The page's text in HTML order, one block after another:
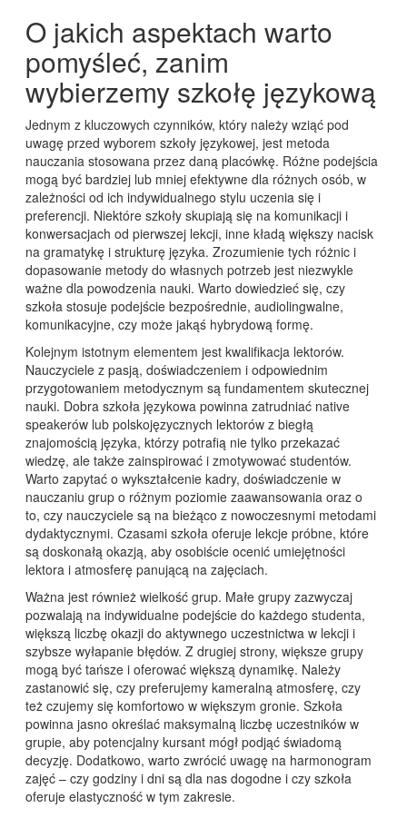
O jakich aspektach warto
pomyśleć, zanim
wybierzemy szkołę językową
Jednym z kluczowych czynników, który należy wziąć pod
uwagę przed wyborem szkoły językowej, jest metoda
nauczania stosowana przez daną placówkę. Różne podejścia
mogą być bardziej lub mniej efektywne dla różnych osób, w
zależności od ich indywidualnego stylu uczenia się i
preferencji. Niektóre szkoły skupiają się na komunikacji i
konwersacjach od pierwszej lekcji, inne kładą większy nacisk
na gramatykę i strukturę języka. Zrozumienie tych różnic i
dopasowanie metody do własnych potrzeb jest niezwykle
ważne dla powodzenia nauki. Warto dowiedzieć się, czy
szkoła stosuje podejście bezpośrednie, audiolingwalne,
komunikacyjne, czy może jakąś hybrydową formę.
Kolejnym istotnym elementem jest kwalifikacja lektorów.
Nauczyciele z pasją, doświadczeniem i odpowiednim
przygotowaniem metodycznym są fundamentem skutecznej
nauki. Dobra szkoła językowa powinna zatrudniać native
speakerów lub polskojęzycznych lektorów z biegłą
znajomością języka, którzy potrafią nie tylko przekazać
wiedzę, ale także zainspirować i zmotywować studentów.
Warto zapytać o wykształcenie kadry, doświadczenie w
nauczaniu grup o różnym poziomie zaawansowania oraz o
to, czy nauczyciele są na bieżąco z nowoczesnymi metodami
dydaktycznymi. Czasami szkoła oferuje lekcje próbne, które
są doskonałą okazją, aby osobiście ocenić umiejętności
lektora i atmosferę panującą na zajęciach.
Ważna jest również wielkość grup. Małe grupy zazwyczaj
pozwalają na indywidualne podejście do każdego studenta,
większą liczbę okazji do aktywnego uczestnictwa w lekcji i
szybsze wyłapanie błędów. Z drugiej strony, większe grupy
mogą być tańsze i oferować większą dynamikę. Należy
zastanowić się, czy preferujemy kameralną atmosferę, czy
też czujemy się komfortowo w większym gronie. Szkoła
powinna jasno określać maksymalną liczbę uczestników w
grupie, aby potencjalny kursant mógł podjąć świadomą
decyzję. Dodatkowo, warto zwrócić uwagę na harmonogram
zajęć – czy godziny i dni są dla nas dogodne i czy szkoła
oferuje elastyczność w tym zakresie.